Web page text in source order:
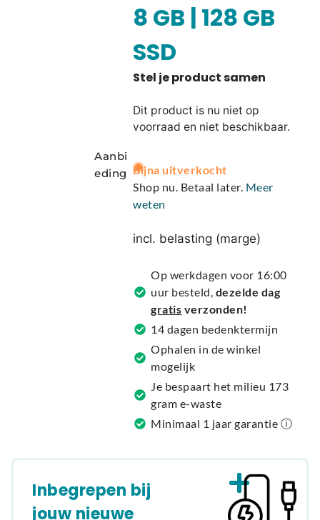
Aanbi
eding
8 GB | 128 GB
SSD
Dit product is nu niet op
voorraad en niet beschikbaar.
A
l
t
r
t
v
e
:
Bijna uitverkocht
Shop nu. Betaal later. Meer
weten
incl. belasting (marge)
Op werkdagen voor 16:00
uur besteld, dezelde dag
gratis verzonden!
14 dagen bedenktermijn
Ophalen in de winkel
mogelijk
Je bespaart het milieu 173
gram e-waste
Minimaal 1 jaar garantie ⓘ
Inbegrepen bij
jouw nieuwe